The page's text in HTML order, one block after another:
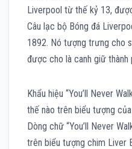
Liverpool từ thế kỷ 13,
Câu lạc bộ Bóng đá
1892. Nó tượng trưng cho
được cho là canh giữ thành
Khẩu hiệu “You’ll Never
thế nào trên biểu tượng
Dòng chữ “You’ll Never
trên biểu tượng chim Liver